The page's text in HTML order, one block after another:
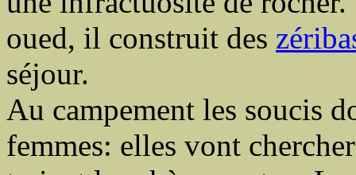
oued, il construit des
séjour.
Au campement les soucis
femmes: elles vont